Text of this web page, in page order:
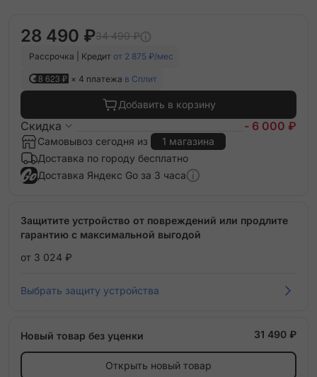
28 490 ₽34 490 ₽
Рассрочка | Кредит от 2 875 ₽/мес
8 623 ₽ × 4 платежа в Сплит
Добавить в корзину
Скидка - 6 000 ₽
Самовывоз сегодня из
1 магазина
Доставка по городу бесплатно
Доставка Яндекс Go за 3 часа
Защитите устройство от повреждений или продлите
гарантию с максимальной выгодой
от 3 024 ₽
Выбрать защиту устройства
Новый товар без уценки 31 490 ₽
Открыть новый товар